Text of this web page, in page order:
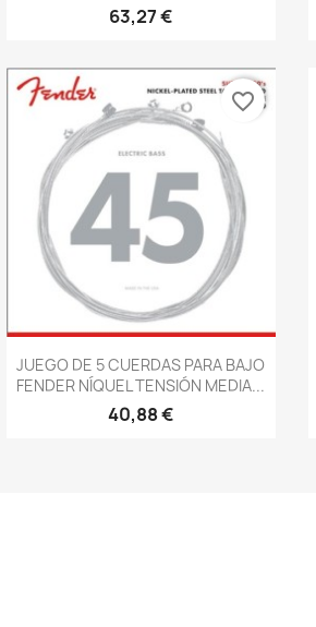
63,27 €
Vista rápida
JUEGO DE 5 CUERDAS PARA BAJO
FENDER NÍQUEL TENSIÓN MEDIA...
40,88 €
favorite_border